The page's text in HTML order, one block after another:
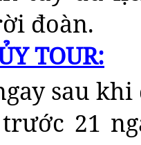
đoàn.
TOUR:
sau khi
21